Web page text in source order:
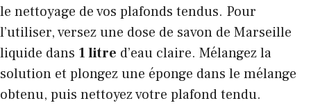
le nettoyage de vos plafonds tendus. Pour
l’utiliser, versez une dose de savon de Marseille
liquide dans 1 litre d’eau claire. Mélangez la
solution et plongez une éponge dans le mélange
obtenu, puis nettoyez votre plafond tendu.